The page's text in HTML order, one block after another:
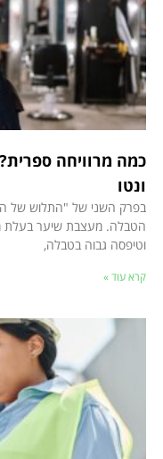
ונטו
וטיפסה גבוה בטבלה,
קרא עוד »